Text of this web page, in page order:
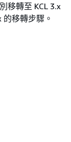
移轉至 KCL 3.x
的移轉步驟。